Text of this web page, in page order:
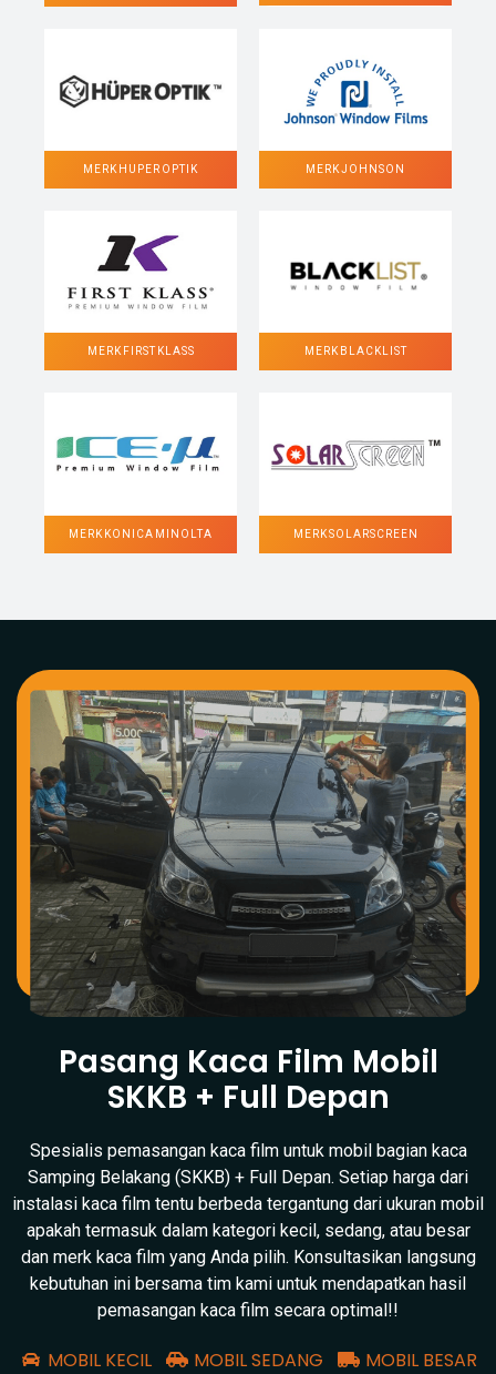
MERK HUPER OPTIK MERK JOHNSON
MERK FIRST KLASS MERK BLACKLIST
MERK KONICA MINOLTA MERK SOLARSCREEN
Pasang Kaca Film Mobil
SKKB + Full Depan
Spesialis pemasangan kaca film untuk mobil bagian kaca
Samping Belakang (SKKB) + Full Depan. Setiap harga dari
instalasi kaca film tentu berbeda tergantung dari ukuran mobil
apakah termasuk dalam kategori kecil, sedang, atau besar
dan merk kaca film yang Anda pilih. Konsultasikan langsung
kebutuhan ini bersama tim kami untuk mendapatkan hasil
pemasangan kaca film secara optimal!!
MOBIL KECIL MOBIL SEDANG MOBIL BESAR